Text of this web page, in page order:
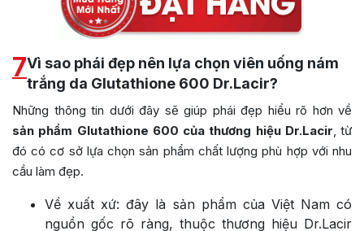
7Vì sao phái đẹp nên lựa chọn viên uống nám
trắng da Glutathione 600 Dr.Lacir?
Những thông tin dưới đây sẽ giúp phái đẹp hiểu rõ hơn về
sản phẩm Glutathione 600 của thương hiệu Dr.Lacir, từ
đó có cơ sở lựa chọn sản phẩm chất lượng phù hợp với nhu
cầu làm đẹp.
Về xuất xứ: đây là sản phẩm của Việt Nam có
nguồn gốc rõ ràng, thuộc thương hiệu Dr.Lacir